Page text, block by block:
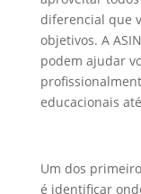
diferencial que
objetivos. A
podem ajudar
educacionais
Um dos
é identificar